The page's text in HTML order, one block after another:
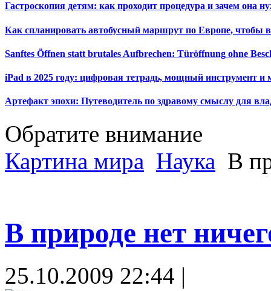
Гастроскопия детям: как проходит процедура и зачем она
Как спланировать автобусный маршрут по Европе, чтобы
Sanftes Öffnen statt brutales Aufbrechen: Türöffnung ohne
iPad в 2025 году: цифровая тетрадь, мощный инструмент и
Артефакт эпохи: Путеводитель по здравому смыслу для
Обратите внимание
Картина мира Наука В
В природе нет
25.10.2009 22:44 |